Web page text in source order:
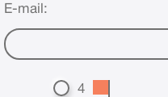
E-mail:
4